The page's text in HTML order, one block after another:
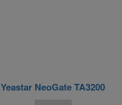
Yeastar NeoGate TA3200